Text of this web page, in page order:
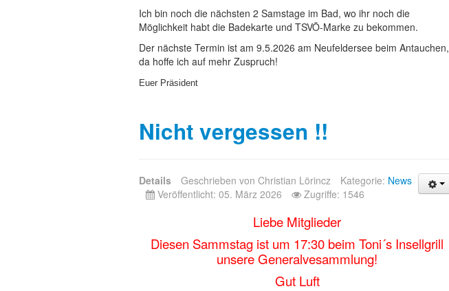
Ich bin noch die nächsten 2 Samstage im Bad, wo ihr noch die
Möglichkeit habt die Badekarte und TSVÖ-Marke zu bekommen.
Der nächste Termin ist am 9.5.2026 am Neufeldersee beim Antauchen,
da hoffe ich auf mehr Zuspruch!
Euer Präsident
Nicht vergessen !!
Details Geschrieben von Christian Lörincz Kategorie: News
Veröffentlicht: 05. März 2026
Zugriffe: 1546
Liebe Mitglieder
Diesen Sammstag ist um 17:30 beim Toni´s Insellgrill
unsere Generalvesammlung!
Gut Luft